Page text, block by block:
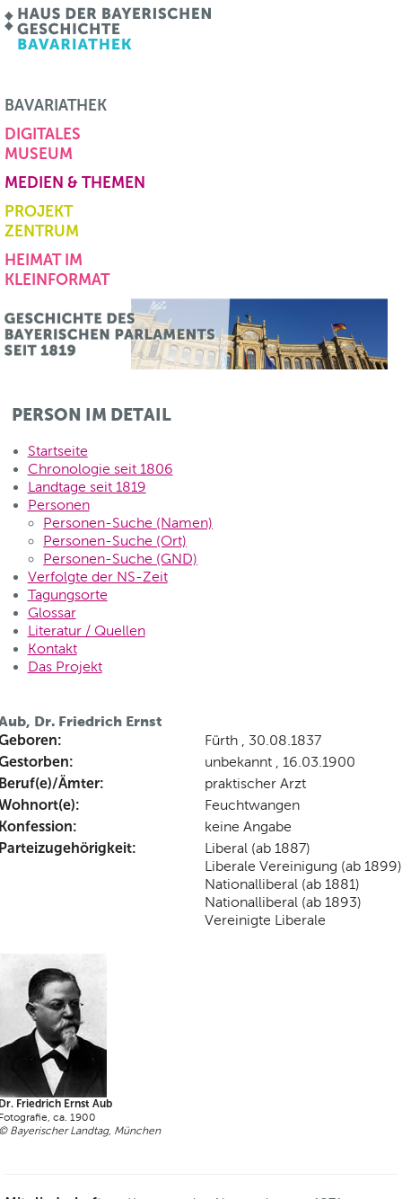
BAVARIATHEK
DIGITALES
MUSEUM
MEDIEN & THEMEN
PROJEKT
ZENTRUM
HEIMAT IM
KLEINFORMAT
PERSON IM DETAIL
Startseite
Chronologie seit 1806
Landtage seit 1819
Personen
Personen-Suche (Namen)
Personen-Suche (Ort)
Personen-Suche (GND)
Verfolgte der NS-Zeit
Tagungsorte
Glossar
Literatur / Quellen
Kontakt
Das Projekt
Dr. Friedrich Ernst
Fürth , 30.08.1837
unbekannt , 16.03.1900
Ämter: praktischer Arzt
Feuchtwangen
keine Angabe
Liberal (ab 1887)
Liberale Vereinigung (ab 1899)
Nationalliberal (ab 1881)
Nationalliberal (ab 1893)
Vereinigte Liberale
Friedrich Ernst Aub
ca. 1900
Bayerischer Landtag, München